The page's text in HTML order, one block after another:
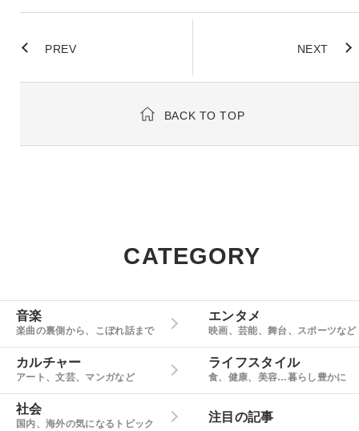
PREV NEXT
BACK TO TOP
CATEGORY
音楽
楽曲の裏側から、こぼれ話まで
エンタメ
映画、芸能、舞台、スポーツなど
カルチャー
アート、文芸、マンガなど
ライフスタイル
食、健康、美容…暮らし豊かに
社会
国内、海外の気になるトピック
注目の記事